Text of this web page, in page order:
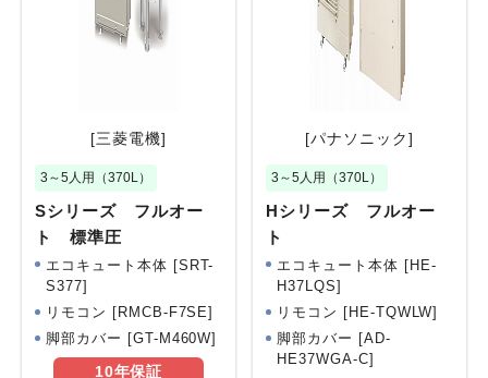
[三菱電機]
3～5人用（370L）
Sシリーズ フルオー
ト 標準圧
エコキュート本体 [SRT-
S377]
リモコン [RMCB-F7SE]
脚部カバー [GT-M460W]
10年保証
[パナソニック]
3～5人用（370L）
Hシリーズ フルオー
ト
エコキュート本体 [HE-
H37LQS]
リモコン [HE-TQWLW]
脚部カバー [AD-
HE37WGA-C]